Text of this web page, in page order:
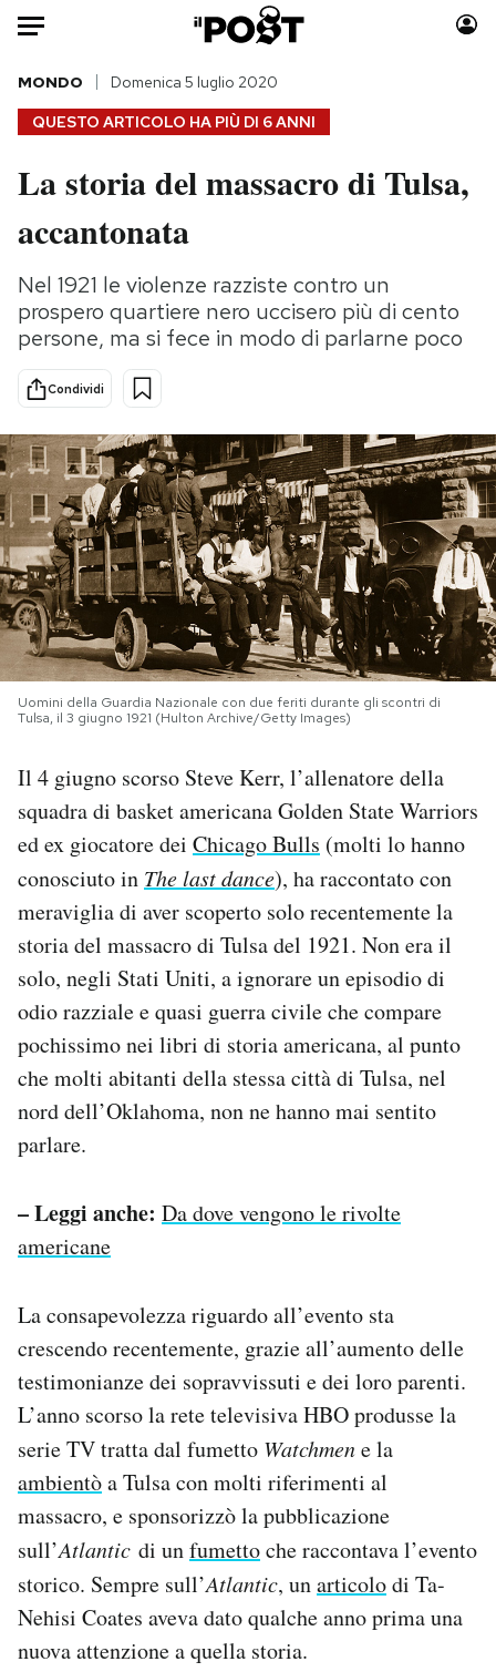
Auto
HOME
Italia
Politica
Tecnologia
Internet
Scienza
Cultura
Economia
Sport
Moda
Storie/Idee
Ok Boomer!
Media
Mondiali calcio 2026
PODCAST
NEWSLETTER
I MIEI PREFERITI
AREA PERSONALE
Area Personale
Newsletter
Notifiche mobile
Regala il Post
Hai bisogno di aiuto?
QUESTO ARTICOLO HA PIÙ DI 6 ANNI
MONDO Domenica 5 luglio 2020
La storia del massacro di Tulsa,
accantonata
Nel 1921 le violenze razziste contro un
prospero quartiere nero uccisero più di cento
persone, ma si fece in modo di parlarne poco
Condividi
Uomini della Guardia Nazionale con due feriti durante gli scontri di
Tulsa, il 3 giugno 1921 (Hulton Archive/Getty Images)
Il 4 giugno scorso Steve Kerr, l’allenatore della
squadra di basket americana Golden State Warriors
ed ex giocatore dei Chicago Bulls (molti lo hanno
conosciuto in The last dance), ha raccontato con
meraviglia di aver scoperto solo recentemente la
storia del massacro di Tulsa del 1921. Non era il
solo, negli Stati Uniti, a ignorare un episodio di
odio razziale e quasi guerra civile che compare
pochissimo nei libri di storia americana, al punto
che molti abitanti della stessa città di Tulsa, nel
nord dell’Oklahoma, non ne hanno mai sentito
parlare.
– Leggi anche: Da dove vengono le rivolte
americane
La consapevolezza riguardo all’evento sta
crescendo recentemente, grazie all’aumento delle
testimonianze dei sopravvissuti e dei loro parenti.
L’anno scorso la rete televisiva HBO produsse la
serie TV tratta dal fumetto Watchmene la
ambientòa Tulsa con molti riferimenti al
massacro, e sponsorizzò la pubblicazione
sull’Atlantic di unfumettoche raccontava l’evento
storico. Sempre sull’Atlantic, unarticolodi Ta-
Nehisi Coates aveva dato qualche anno prima una
nuova attenzione a quella storia.